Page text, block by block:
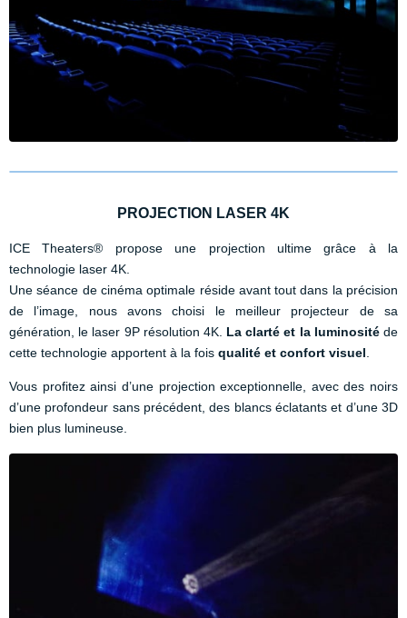
PROJECTION LASER 4K
ICE Theaters® propose une projection ultime grâce à la
technologie laser 4K.
Une séance de cinéma optimale réside avant tout dans la précision
de l’image, nous avons choisi le meilleur projecteur de sa
génération, le laser 9P résolution 4K. La clarté et la luminositéde
cette technologie apportent à la fois qualité et confort visuel.
Vous profitez ainsi d’une projection exceptionnelle, avec des noirs
d’une profondeur sans précédent, des blancs éclatants et d’une 3D
bien plus lumineuse.